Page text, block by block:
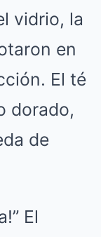
vidrio, la
en
El té
dorado,
de
El